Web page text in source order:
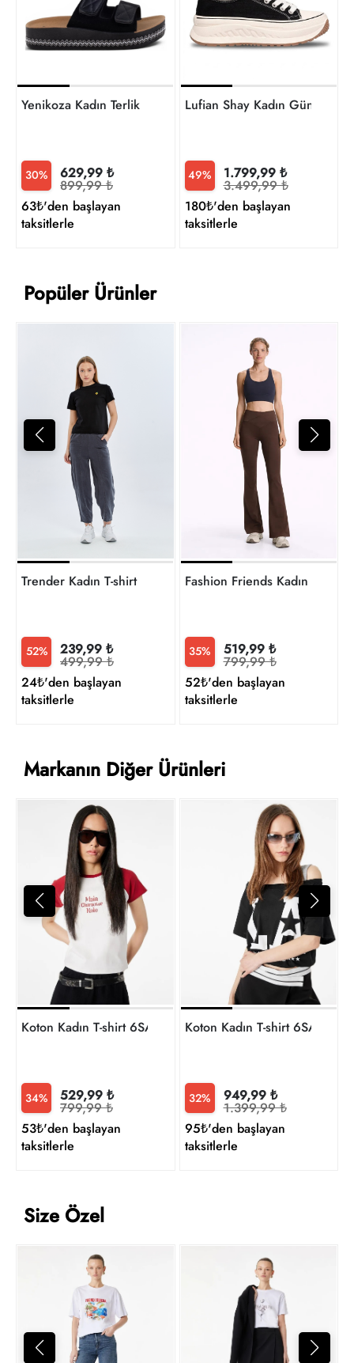
Yenikoza Kadın Terlik
30% 629,99 ₺
899,99 ₺
63₺'den başlayan
taksitlerle
Lufian Shay Kadın Günlük
49% 1.799,99 ₺
3.499,99 ₺
180₺'den başlayan
taksitlerle
Popüler Ürünler
Trender Kadın T-shirt
52% 239,99 ₺
499,99 ₺
24₺'den başlayan
taksitlerle
Fashion Friends Kadın Tayt
35% 519,99 ₺
799,99 ₺
52₺'den başlayan
taksitlerle
Markanın Diğer Ürünleri
Koton Kadın T-shirt 6SAL10737IK
34% 529,99 ₺
799,99 ₺
53₺'den başlayan
taksitlerle
Koton Kadın T-shirt
32% 949,99 ₺
1.399,99 ₺
95₺'den başlayan
taksitlerle
Size Özel